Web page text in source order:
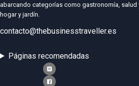
abarcando categorías como gastronomía,
hogar y jardín.
contacto@thebusinesstraveller.es
Páginas recomendadas